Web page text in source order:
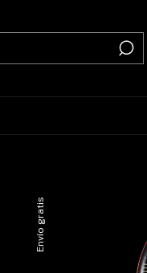
Envío gratis